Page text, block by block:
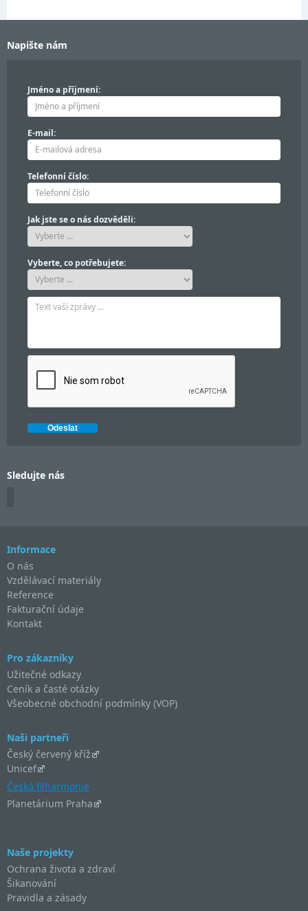
Napište nám
Jméno a příjmení:
E-mail:
Telefonní číslo:
Jak jste se o nás dozvěděli:
Vyberte, co potřebujete:
Sledujte nás
Informace
O nás
Vzdělávací materiály
Reference
Fakturační údaje
Kontakt
Pro zákazníky
Užitečné odkazy
Ceník a časté otázky
Všeobecné obchodní podmínky (VOP)
Naši partneři
Český červený kříž
Unicef
Česká filharmonie
Planetárium Praha
Naše projekty
Ochrana života a zdraví
Šikanování
Pravidla a zásady